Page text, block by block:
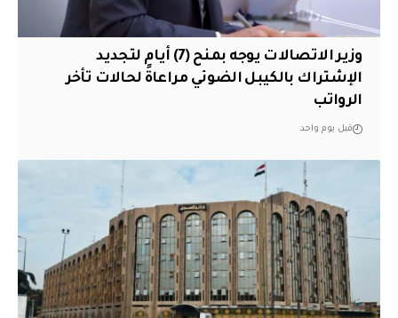
وزير الاتصالات يوجه بمنح (7) أيام لتجديد
الإشتراك بالكيبل الضوئي مراعاةً لحالات تأخر
الرواتب
قبل يوم واحد